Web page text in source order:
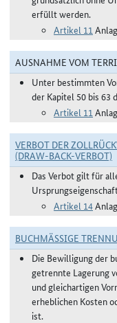
erfüllt werden.
Artikel 11
AUSNAHME VOM
Unter bestimmten
der Kapitel 50 bis 63
Artikel 11
VERBOT DER
(DRAW-BACK-VERBOT)
Das Verbot gilt für
Artikel 14
BUCHMÄSSIGE
Die Bewilligung der
getrennte Lagerung
und gleichartigen
erheblichen Kosten
ist.